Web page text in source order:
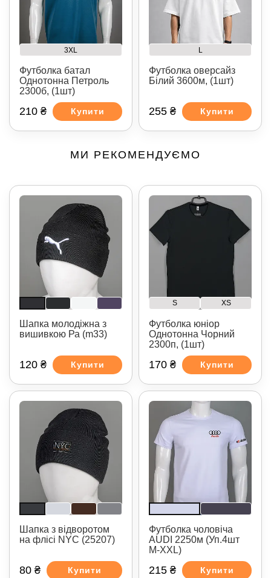
3XL
Футболка батал
Однотонна Петроль
2300б, (1шт)
210 ₴ Купити
L
Футболка оверсайз
Білий 3600м, (1шт)
255 ₴ Купити
МИ РЕКОМЕНДУЄМО
Шапка молодіжна з
вишивкою Ра (m33)
120 ₴ Купити
S XS
Футболка юніор
Однотонна Чорний
2300п, (1шт)
170 ₴ Купити
Шапка з відворотом
на флісі NYC (25207)
80 ₴ Купити
Футболка чоловіча
AUDI 2250м (Уп.4шт
M-XXL)
215 ₴ Купити